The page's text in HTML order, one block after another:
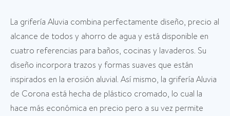
La grifería Aluvia combina perfectamente diseño, precio al
alcance de todos y ahorro de agua y está disponible en
cuatro referencias para baños, cocinas y lavaderos. Su
diseño incorpora trazos y formas suaves que están
inspirados en la erosión aluvial. Así mismo, la grifería Aluvia
de Corona está hecha de plástico cromado, lo cual la
hace más económica en precio pero a su vez permite